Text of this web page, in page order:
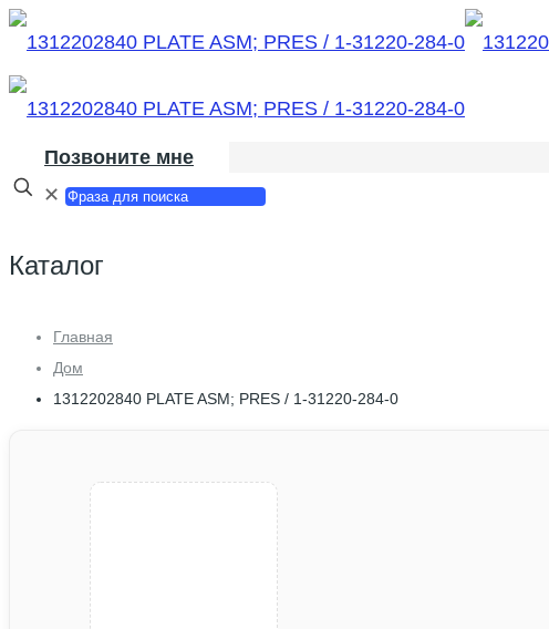
Позвоните мне
✕
Каталог
Главная
Дом
1312202840 PLATE ASM; PRES / 1-31220-284-0